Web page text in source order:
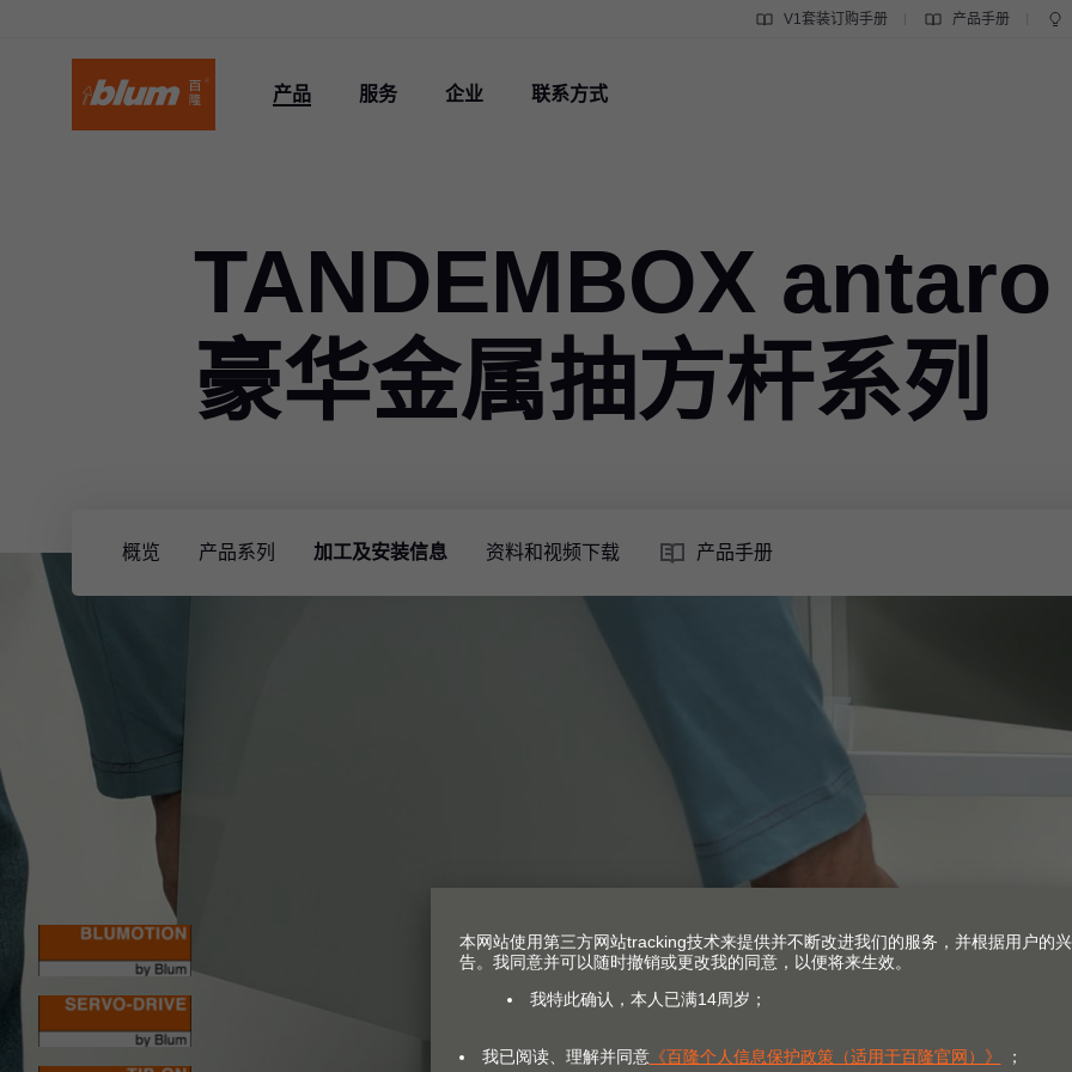
V1套装订购手册 产品手册
产品 服务 企业 联系方式
概览 产品系列 加工及安装信息 资料和视频下载 产品手册
TANDEMBOX antaro
豪华金属抽方杆系列